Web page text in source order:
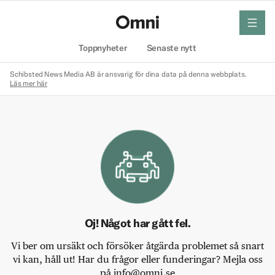
Toppnyheter Senaste nytt
meny
Schibsted News Media AB är ansvarig för dina data på denna webbplats.
Läs mer här
Oj! Något har gått fel.
Vi ber om ursäkt och försöker åtgärda problemet så snart
vi kan, håll ut! Har du frågor eller funderingar? Mejla oss